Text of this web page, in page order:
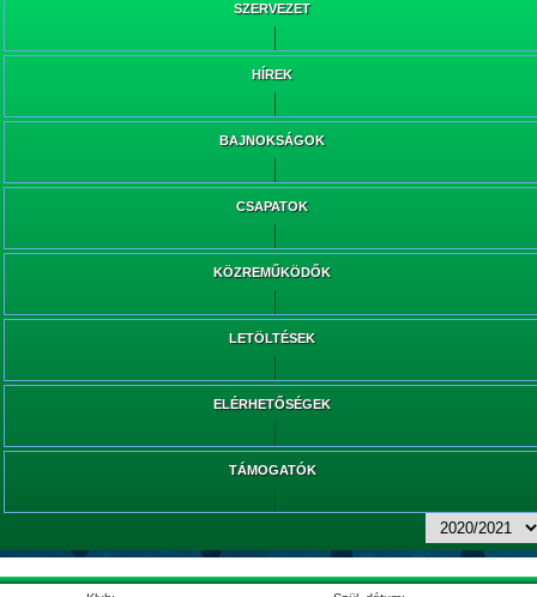
SZERVEZET
HÍREK
BAJNOKSÁGOK
CSAPATOK
KÖZREMŰKÖDŐK
LETÖLTÉSEK
ELÉRHETŐSÉGEK
TÁMOGATÓK